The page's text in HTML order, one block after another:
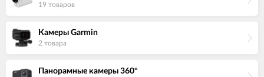
19 товаров
Камеры Garmin
2 товара
Панорамные камеры 360°